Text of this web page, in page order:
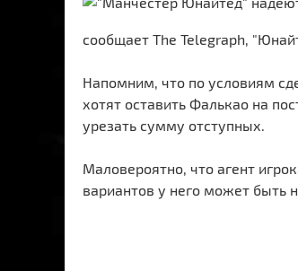
сообщает The Telegraph,
Напомним, что по условиям
хотят оставить Фалькао на
урезать сумму отступных.
Маловероятно, что агент
вариантов у него может быть